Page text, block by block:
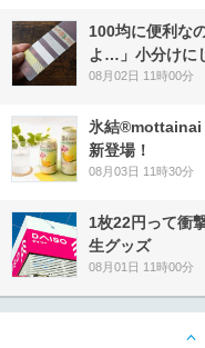
100均に便利な
よ…」小分けに
08月02日 11時00分
氷結®mottainai
新登場！
08月03日 11時30分
1枚22円って衝
生グッズ
08月01日 11時00分